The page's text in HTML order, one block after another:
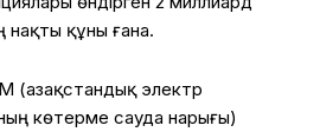
нақты құны ғана.
электр
көтерме сауда нарығы)